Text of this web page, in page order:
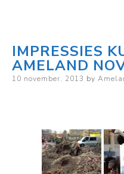
IMPRESSIES
AMELAND
Posted
10 november, 2013 by